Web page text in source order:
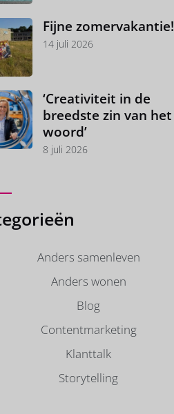
Fijne zomervakantie!
14 juli 2026
‘Creativiteit in de
breedste zin van het
woord’
8 juli 2026
Anders samenleven
Anders wonen
Blog
Contentmarketing
Klanttalk
Storytelling